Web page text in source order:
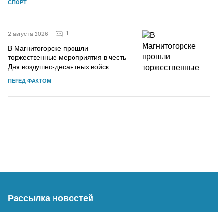
СПОРТ
2 августа 2026 1
В Магнитогорске прошли
торжественные мероприятия в честь
Дня воздушно-десантных войск
ПЕРЕД ФАКТОМ
Рассылка новостей